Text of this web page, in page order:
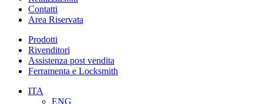
Contatti
Area Riservata
Prodotti
Rivenditori
Assistenza post vendita
Ferramenta e Locksmith
ITA
ENG